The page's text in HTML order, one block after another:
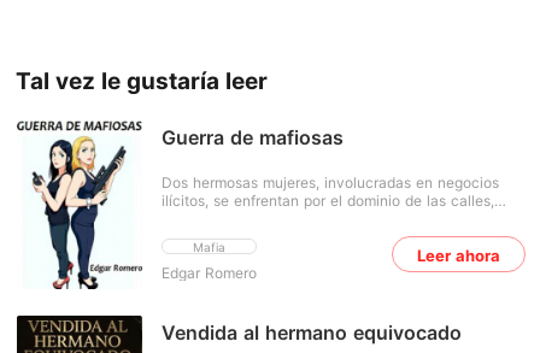
Tal vez le gustaría leer
Guerra de mafiosas
Mafia
Edgar Romero
Dos hermosas mujeres, involucradas en negocios
ilícitos, se enfrentan por el dominio de las calles,
también se disputarán el amor ni más ni menos que
del capitán de policía que las persigue para meterlas
a la cárcel. Ambas mujeres sostendrán, entonces,
capitán de policía que, a su vez, está seducido por
las dos féminas que, ya está dicho, son bellísimas y
Leer ahora
Vendida al hermano equivocado